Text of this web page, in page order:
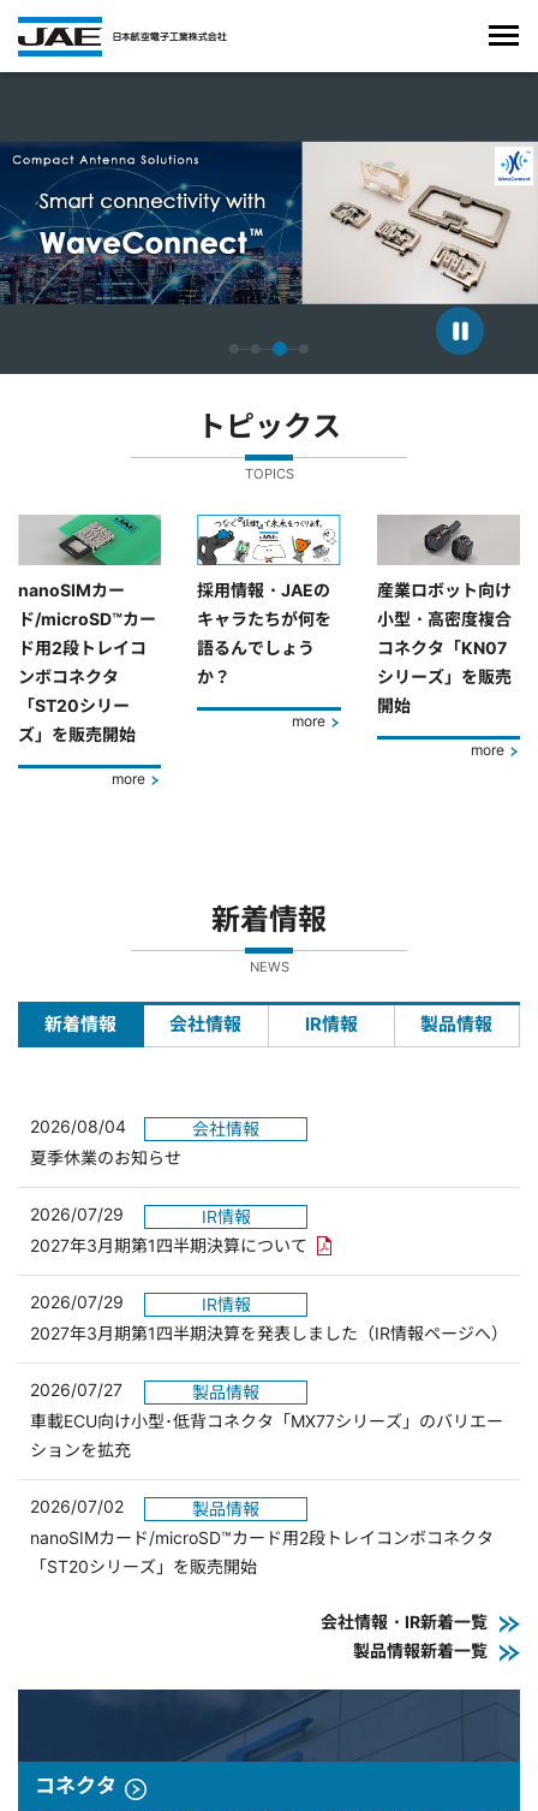
トピックス
TOPICS
nanoSIMカー
ド/microSD™カー
ド用2段トレイコ
ンボコネクタ
「ST20シリー
ズ」を販売開始
more
採用情報・JAEの
キャラたちが何を
語るんでしょう
か？
more
産業ロボット向け
小型・高密度複合
コネクタ「KN07
シリーズ」を販売
開始
more
新着情報
NEWS
新着情報 会社情報 IR情報 製品情報
2026/08/04
会社情報
夏季休業のお知らせ
2026/07/29
IR情報
2027年3月期第1四半期決算について PDFリンクを新しいウィンド
2026/07/29
IR情報
2027年3月期第1四半期決算を発表しました（IR情報ページへ）
2026/07/27
製品情報
車載ECU向け小型･低背コネクタ「MX77シリーズ」のバリエー
ションを拡充
2026/07/02
製品情報
nanoSIMカード/microSD™カード用2段トレイコンボコネクタ
「ST20シリーズ」を販売開始
会社情報・IR新着一覧
製品情報新着一覧
コネクタ